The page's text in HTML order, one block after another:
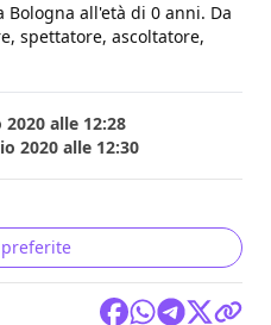
all'età di 0 anni. Da
spettatore, ascoltatore,
alle 12:28
2020 alle 12:30